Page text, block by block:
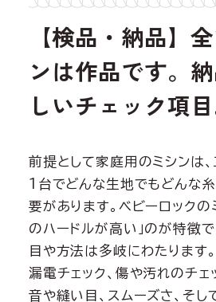
【検品・納品】
ンは作品です。
しいチェック項目
前提として家庭用のミシンは、
1台でどんな生地でもどんな
要があります。ベビーロックの
のハードルが高い」のが特徴で
目や方法は多岐にわたります。
漏電チェック、傷や汚れのチェ
音や縫い目、スムーズさ、そ